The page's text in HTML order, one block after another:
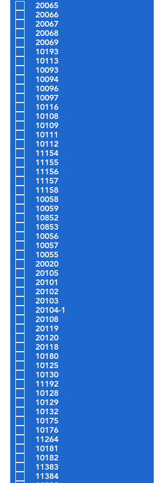
20065
20066
20067
20068
20069
10193
10113
10093
10094
10096
10097
10116
10108
10109
10111
10112
11154
11155
11156
11157
11158
10058
10059
10852
10853
10056
10057
10055
20020
20105
20101
20102
20103
20104-1
20108
20119
20120
20118
10180
10125
10130
11192
10128
10129
10132
10175
10176
11264
10181
10182
11383
11384